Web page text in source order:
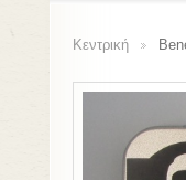
Κεντρική